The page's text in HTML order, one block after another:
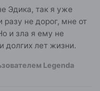
Эдика, так я уже
разу не дорог, мне от
и зла я ему не
долгих лет жизни.
Legenda